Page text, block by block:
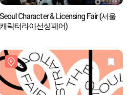
Seoul Character & Licensing Fair (서울
캐릭터라이선싱페어)